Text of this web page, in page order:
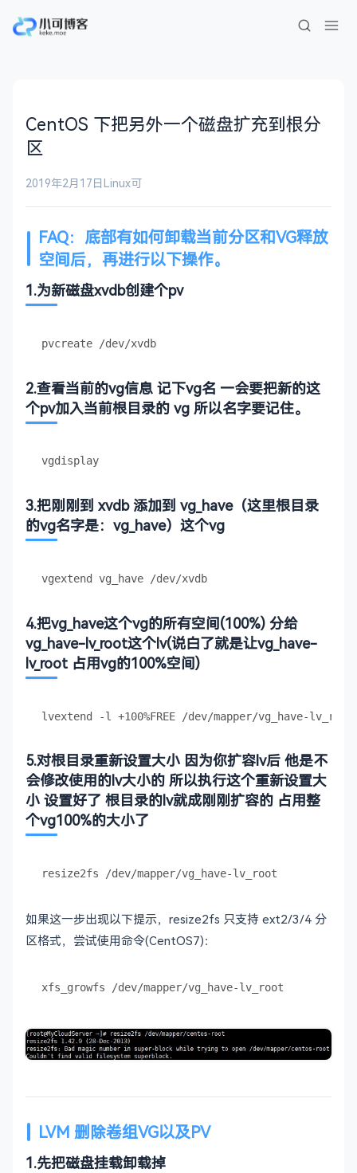
CentOS 下把另外一个磁盘扩充到根分
区
2019年2月17日Linux可
FAQ：底部有如何卸载当前分区和VG释放
空间后，再进行以下操作。
1.为新磁盘xvdb创建个pv
2.查看当前的vg信息 记下vg名 一会要把新的这
个pv加入当前根目录的 vg 所以名字要记住。
3.把刚刚到 xvdb 添加到 vg_have（这里根目录
的vg名字是：vg_have）这个vg
4.把vg_have这个vg的所有空间(100%) 分给
vg_have-lv_root这个lv(说白了就是让vg_have-
lv_root 占用vg的100%空间)
5.对根目录重新设置大小 因为你扩容lv后 他是不
会修改使用的lv大小的 所以执行这个重新设置大
小 设置好了 根目录的lv就成刚刚扩容的 占用整
个vg100%的大小了
如果这一步出现以下提示，resize2fs 只支持 ext2/3/4 分
区格式，尝试使用命令(CentOS7)：
LVM 删除卷组VG以及PV
1.先把磁盘挂载卸载掉